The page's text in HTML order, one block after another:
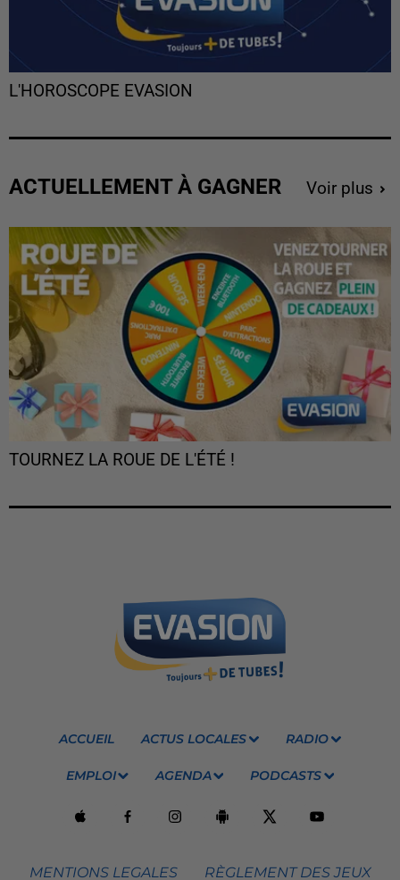
L'HOROSCOPE EVASION
ACTUELLEMENT À GAGNER Voir plus
TOURNEZ LA ROUE DE L'ÉTÉ !
ACCUEIL ACTUS LOCALES RADIO
EMPLOI AGENDA PODCASTS
MENTIONS LEGALES RÈGLEMENT DES JEUX